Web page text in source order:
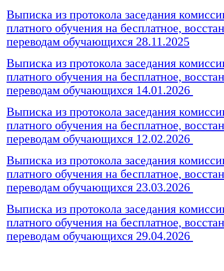
Выписка из протокола заседания
платного обучения на бесплатное,
переводам обучающихся 28.11.2025
Выписка из протокола заседания
платного обучения на бесплатное,
переводам обучающихся 14.01.2026
Выписка из протокола заседания
платного обучения на бесплатное,
переводам обучающихся 12.02.2026
Выписка из протокола заседания
платного обучения на бесплатное,
переводам обучающихся 23.03.2026
Выписка из протокола заседания
платного обучения на бесплатное,
переводам обучающихся 29.04.2026